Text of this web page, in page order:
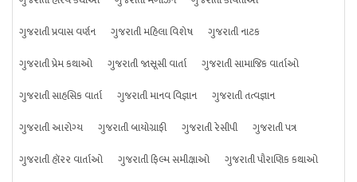
ગુજરાતી પ્રવાસ વર્ણન
ગુજરાતી મહિલા વિશેષ
ગુજરાતી નાટક
ગુજરાતી પ્રેમ કથાઓ
ગુજરાતી જાસૂસી વાર્તા
ગુજરાતી સામાજિક વાર્તાઓ
ગુજરાતી સાહસિક વાર્તા
ગુજરાતી માનવ વિજ્ઞાન
ગુજરાતી તત્વજ્ઞાન
ગુજરાતી આરોગ્ય
ગુજરાતી બાયોગ્રાફી ગુજરાતી રેસીપી
ગુજરાતી પત્ર
ગુજરાતી હૉરર વાર્તાઓ
ગુજરાતી ફિલ્મ સમીક્ષાઓ
ગુજરાતી પૌરાણિક કથાઓ